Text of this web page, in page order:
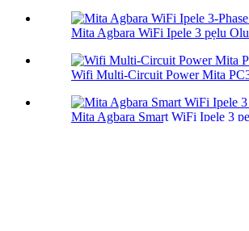
Mita Agbara WiFi Ipele 3 pẹlu
Wifi Multi-Circuit Power Mita
Mita Agbara Smart WiFi Ipele 3